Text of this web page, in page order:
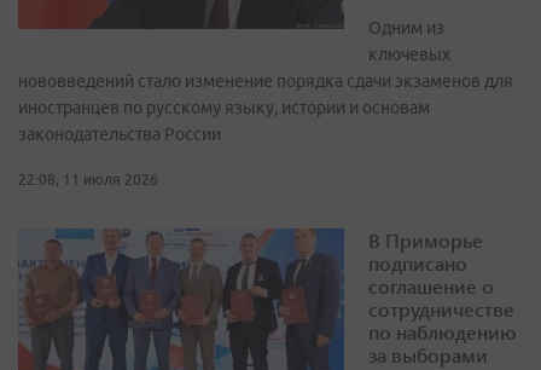
Одним из
ключевых
нововведений стало изменение порядка сдачи экзаменов для
иностранцев по русскому языку, истории и основам
законодательства России
22:08, 11 июля 2026
В Приморье
подписано
соглашение о
сотрудничестве
по наблюдению
за выборами